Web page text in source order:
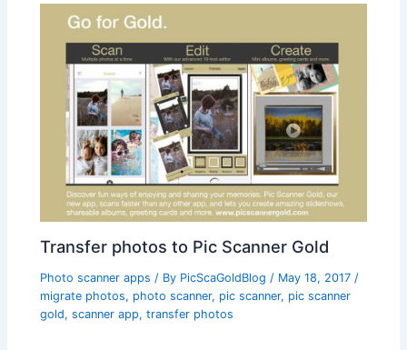
Transfer photos to Pic Scanner Gold
Photo scanner apps / By PicScaGoldBlog/ May 18, 2017/
migrate photos, photo scanner, pic scanner, pic scanner
gold,scanner app,transfer photos